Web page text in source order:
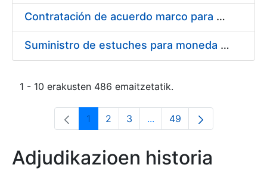
Contratación de acuerdo marco para el Suministro de Material de Electricidad para la Fábrica Nacional de Moneda y Timbre-Real Casa de la Moneda en su centro de trabajo de Burgos
Suministro de estuches para moneda de 30 €
1 - 10 erakusten 486 emaitzetatik.
Orrialdea
1 Orrialdea
2 Orrialdea
3 ...Intermediate Pages Use
Orrialdea
49
Adjudikazioen historia